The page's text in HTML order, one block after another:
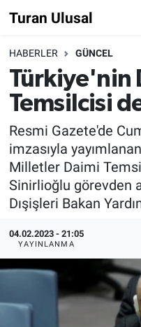
Turan Ulusal
HABERLER GÜNCEL
Türkiye'nin
Temsilcisi
Resmi Gazete'de
imzasıyla
Milletler Daimi
Sinirlioğlu görevden
Dışişleri Bakan
04.02.2023 - 21:05
YAYINLANMA